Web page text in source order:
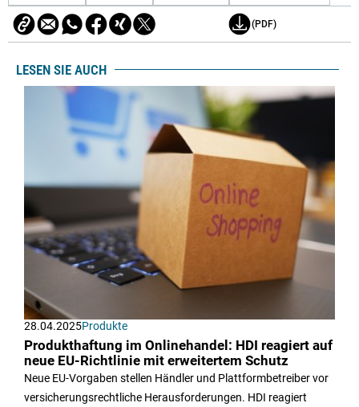
(PDF)
LESEN SIE AUCH
28.04.2025Produkte
Produkthaftung im Onlinehandel: HDI reagiert auf
neue EU-Richtlinie mit erweitertem Schutz
Neue EU-Vorgaben stellen Händler und Plattformbetreiber vor
versicherungsrechtliche Herausforderungen. HDI reagiert